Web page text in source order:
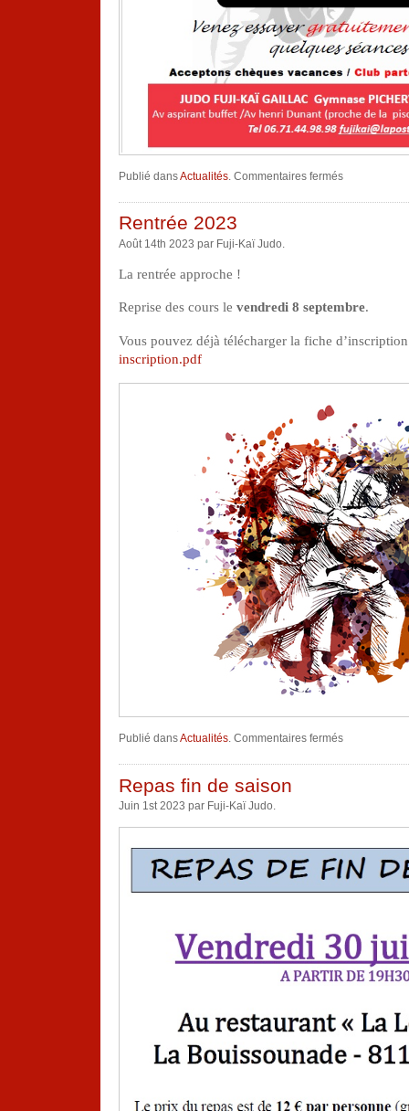
Publié dansActualités Commentaires ferméssur
Rentrée 2023
Août 14th 2023 par Fuji-Kaï Judo.
La rentrée approche !
Reprise des cours le vendredi 8 septembre.
Vous pouvez déjà télécharger la fiche
inscription.pdf
Publié dansActualités. Commentaires ferméssur
Repas fin de saison
Juin 1st 2023 par Fuji-Kaï Judo.